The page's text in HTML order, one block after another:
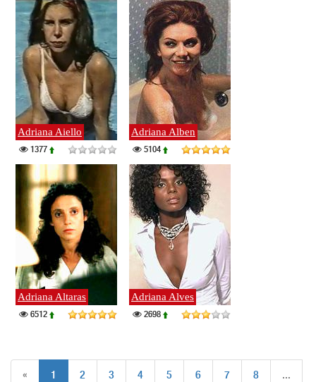
Adriana Aiello
1377
Adriana Alben
5104
Adriana Altaras
6512
Adriana Alves
2698
« 1 2 3 4 5 6 7 8 ...